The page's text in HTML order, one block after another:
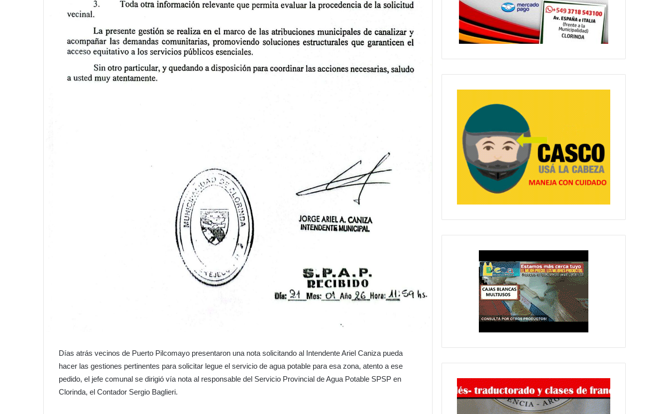
Días atrás vecinos de Puerto Pilcomayo presentaron una nota solicitando al Intendente Ariel Caniza pueda
hacer las gestiones pertinentes para solicitar legue el servicio de agua potable para esa zona, atento a ese
pedido, el jefe comunal se dirigió vía nota al responsable del Servicio Provincial de Agua Potable SPSP en
Clorinda, el Contador Sergio Baglieri.